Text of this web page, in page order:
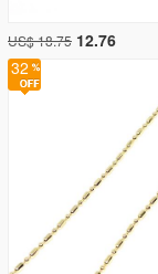
US$ 18.75 12.76
32